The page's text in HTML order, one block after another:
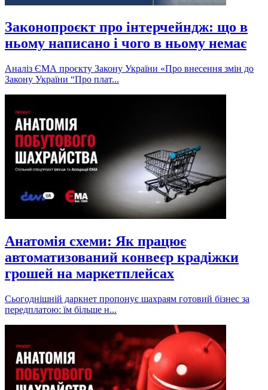
Законопроєкт про інтерчейндж: що в
ньому написано і чого в ньому немає
Аналіз ЄМА проєкту Закону України «Про внесення змін до
Закону України “Про плат...
Анатомія схеми: Як працює
автоматизований конвеєр крадіжки
грошей на маркетплейсах
Сьогоднішній даркнет пропонує шахраям готовий бізнес за
передплатою: їм більше н...